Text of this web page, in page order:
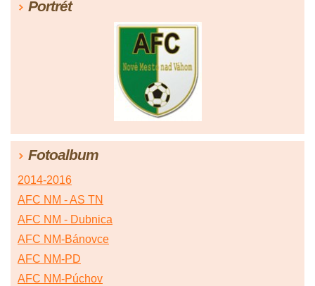
Portrét
Fotoalbum
2014-2016
AFC NM - AS TN
AFC NM - Dubnica
AFC NM-Bánovce
AFC NM-PD
AFC NM-Púchov